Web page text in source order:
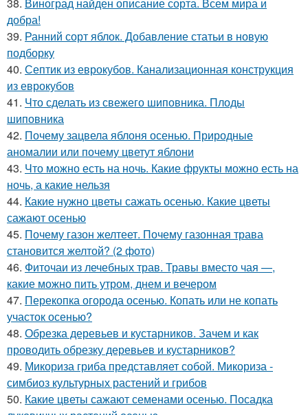
добра!
39. Ранний сорт яблок. Добавление статьи в новую
подборку
40. Септик из еврокубов. Канализационная конструкция
из еврокубов
41. Что сделать из свежего шиповника. Плоды
шиповника
42. Почему зацвела яблоня осенью. Природные
аномалии или почему цветут яблони
43. Что можно есть на ночь. Какие фрукты можно есть на
ночь, а какие нельзя
44. Какие нужно цветы сажать осенью. Какие цветы
сажают осенью
45. Почему газон желтеет. Почему газонная трава
становится желтой? (2 фото)
46. Фиточаи из лечебных трав. Травы вместо чая —,
какие можно пить утром, днем и вечером
47. Перекопка огорода осенью. Копать или не копать
участок осенью?
48. Обрезка деревьев и кустарников. Зачем и как
проводить обрезку деревьев и кустарников?
49. Микориза гриба представляет собой. Микориза -
симбиоз культурных растений и грибов
50. Какие цветы сажают семенами осенью. Посадка